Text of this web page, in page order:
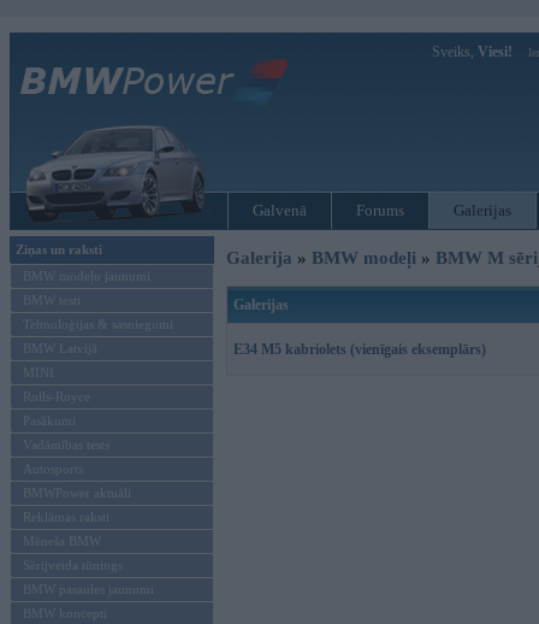
Sveiks, Viesi!
Galvenā Forums Galerijas
Ziņas un raksti
BMW modeļu jaunumi
BMW testi
Tehnoloģijas & sasniegumi
BMW Latvijā
MINI
Rolls-Royce
Pasākumi
Vadāmības tests
Autosports
BMWPower aktuāli
Reklāmas raksti
Mēneša BMW
Sērijveida tūnings
BMW pasaules jaunumi
BMW koncepti
Galerija » BMW modeļi » BMW M
Galerijas
E34 M5 kabriolets (vienīgais eksemplārs)